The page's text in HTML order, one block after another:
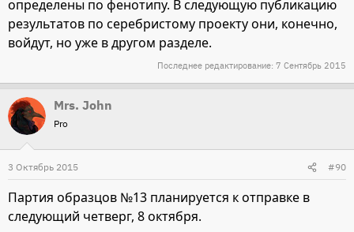
определены по фенотипу. В следующую публикацию
результатов по серебристому проекту они, конечно,
войдут, но уже в другом разделе.
Последнее редактирование: 7 Сентябрь 2015
Mrs. John
Pro
3 Октябрь 2015 #90
Партия образцов №13 планируется к отправке в
следующий четверг, 8 октября.